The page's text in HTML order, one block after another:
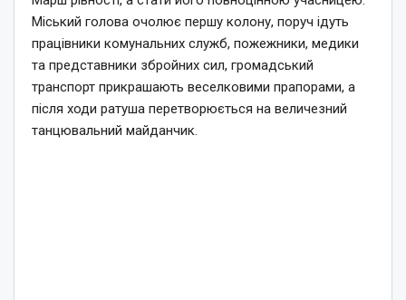
Міський голова очолює першу колону, поруч ідуть
працівники комунальних служб, пожежники, медики
та представники збройних сил, громадський
транспорт прикрашають веселковими прапорами, а
після ходи ратуша перетворюється на величезний
танцювальний майданчик.